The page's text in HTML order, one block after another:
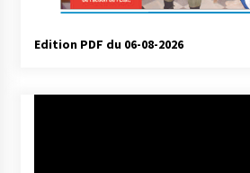
Edition PDF du 06-08-2026